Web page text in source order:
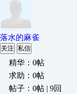
落水的麻雀
关注 私信
精华：0帖
求助：0帖
帖子：0帖 | 9回